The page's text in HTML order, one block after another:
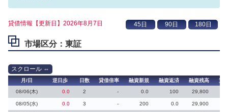
貸借情報【更新日】2026年8月7日
市場区分：東証
月/日 逆日歩 日数 貸借倍率 融資新規 融資返済 融資残高
貸
08/06(木)
0.0 2 - 0.0 100 29,800
08/05(水) 0.0 3 - 200 0.0 29,900